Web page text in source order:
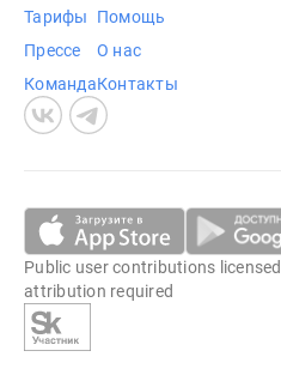
Тарифы
Прессе
Команда
Помощь
О нас
Контакты
Public user contributions
attribution required